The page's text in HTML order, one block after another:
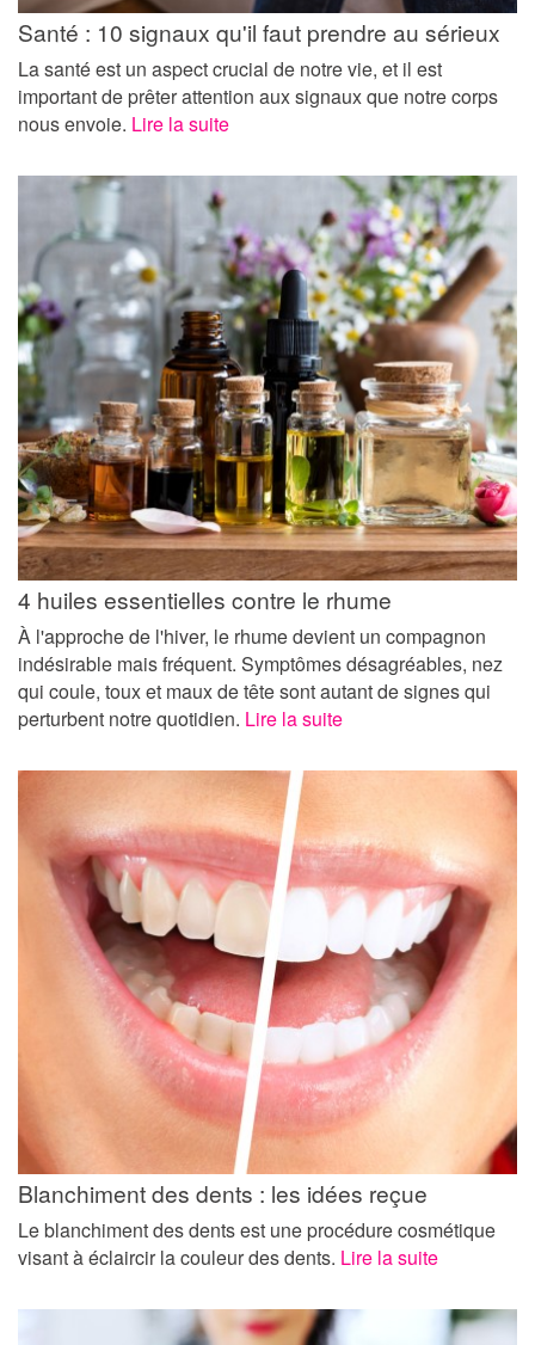
Santé : 10 signaux qu'il faut prendre au sérieux
La santé est un aspect crucial de notre vie, et il est
important de prêter attention aux signaux que notre corps
nous envoie. Lire la suite
4 huiles essentielles contre le rhume
À l'approche de l'hiver, le rhume devient un compagnon
indésirable mais fréquent. Symptômes désagréables, nez
qui coule, toux et maux de tête sont autant de signes qui
perturbent notre quotidien. Lire la suite
Blanchiment des dents : les idées reçue
Le blanchiment des dents est une procédure cosmétique
visant à éclaircir la couleur des dents. Lire la suite